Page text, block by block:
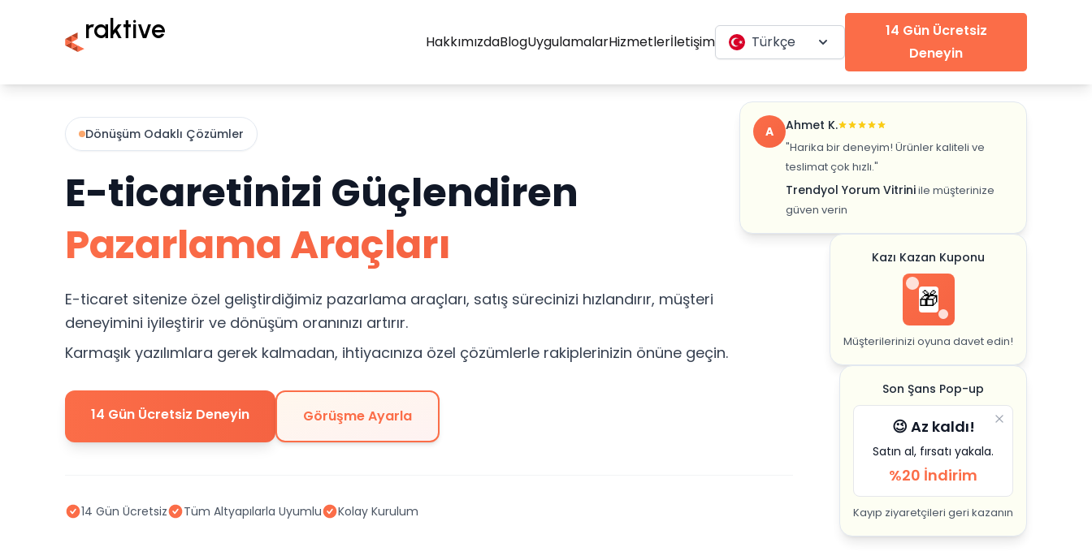
raktive HakkımızdaBlogUygulamalarHizmetlerİletişim Türkçe
14 Gün Ücretsiz
Deneyin
A Ahmet K.
"Harika bir deneyim! Ürünler kaliteli ve
teslimat çok hızlı."
Trendyol Yorum Vitriniile müşterinize
güven verin
Kazı Kazan Kuponu
🎁
Müşterilerinizi oyuna davet edin!
Son Şans Pop-up
😉 Az kaldı!
Satın al, fırsatı yakala.
%20 İndirim
Kayıp ziyaretçileri geri kazanın
Dönüşüm Odaklı Çözümler
E-ticaretinizi Güçlendiren
Pazarlama Araçları
E-ticaret sitenize özel geliştirdiğimiz pazarlama araçları, satış sürecinizi hızlandırır, müşteri
deneyimini iyileştirir ve dönüşüm oranınızı artırır.
Karmaşık yazılımlara gerek kalmadan, ihtiyacınıza özel çözümlerle rakiplerinizin önüne geçin.
14 Gün Ücretsiz Deneyin Görüşme Ayarla
14 Gün Ücretsiz Tüm Altyapılarla Uyumlu Kolay Kurulum